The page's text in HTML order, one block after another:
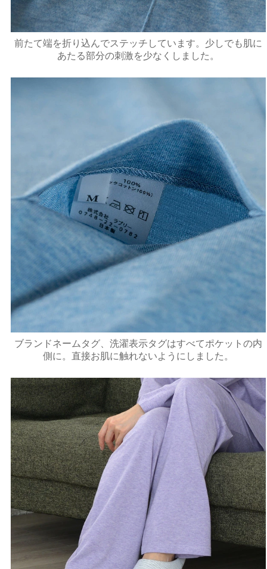
前たて端を折り込んでステッチしています。少しでも肌に
あたる部分の刺激を少なくしました。
ブランドネームタグ、洗濯表示タグはすべてポケットの内
側に。直接お肌に触れないようにしました。